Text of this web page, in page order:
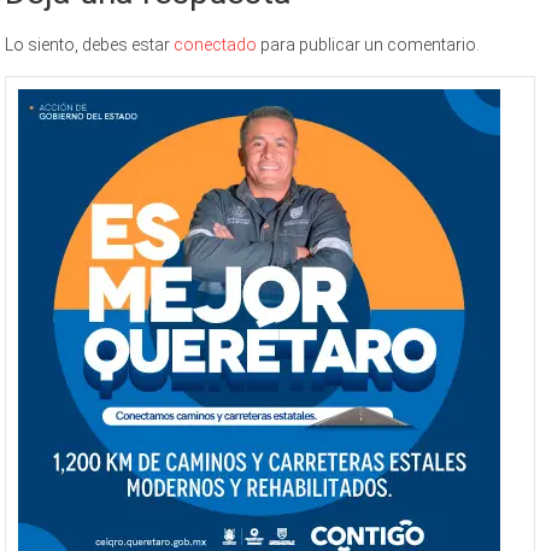
Lo siento, debes estar conectado para publicar un comentario.